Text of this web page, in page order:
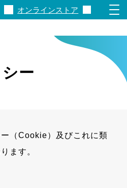
オンラインストア
ー
（Cookie）及びこれに類
ます。